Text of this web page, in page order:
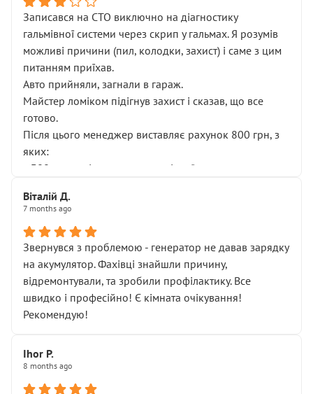
Записався на СТО виключно на діагностику
гальмівної системи через скрип у гальмах. Я розумів
можливі причини (пил, колодки, захист) і саме з цим
питанням приїхав.
Авто прийняли, загнали в гараж.
Майстер ломіком підігнув захист і сказав, що все
готово.
Після цього менеджер виставляє рахунок 800 грн, з
яких:
• 300 грн — діагностика гальмівної системи
НЕ погоджував
послуга. Тим більше, я був поруч і жодної реальної
діагностики ходової не проводилось. Після
зауваження гроші за цю “послугу” повернули, що
лише підтвердило мою правоту.
Але головне — я виїжджаю з боксу, і скрип у гальмах
залишився таким самим, як і був. Тобто оплачена
Далі ситуація тільки погіршилась:
• сказали, що тепер “потрібно знімати колеса”
• що біля авто стояти вже не можна
Віталій Д.
7 months ago
Звернувся з проблемою - генератор не давав зарядку
на акумулятор. Фахівці знайшли причину,
відремонтували, та зробили профілактику. Все
швидко і професійно! Є кімната очікування!
Рекомендую!
Ihor P.
8 months ago